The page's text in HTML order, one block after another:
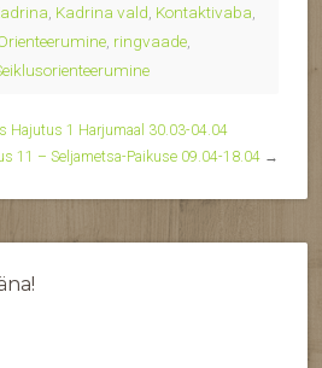
Kadrina vald Kontaktivaba
ringvaade
Hajutus 1 Harjumaal 30.03-04.04
11 – Seljametsa-Paikuse 09.04-18.04 →